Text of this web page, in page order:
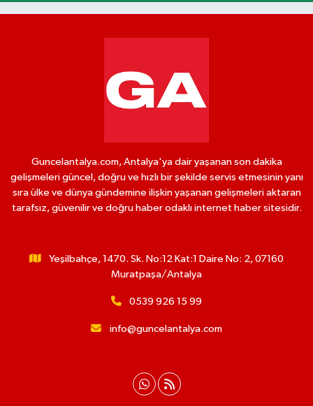
Guncelantalya.com, Antalya'ya dair yaşanan son dakika
gelişmeleri güncel, doğru ve hızlı bir şekilde servis etmesinin yanı
sıra ülke ve dünya gündemine ilişkin yaşanan gelişmeleri aktaran
tarafsız, güvenilir ve doğru haber odaklı internet haber sitesidir.
Yeşilbahçe, 1470. Sk. No:12 Kat:1 Daire No: 2, 07160
Muratpaşa/Antalya
0539 926 15 99
info@guncelantalya.com